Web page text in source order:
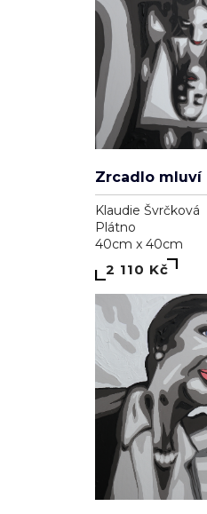
Klaudie Švrčková
Plátno
40cm x 60cm
1 610 Kč
Klaudie Švrčková
Plátno
40cm x 40cm
1 610 Kč